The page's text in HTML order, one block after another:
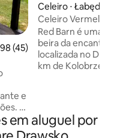
de uma avaliação média
(45)
e
O
Tem
Celeiro ⋅ Łabędzie
Celeiro Vermelho
sauna
Red Barn é uma
beira da encantadora vila de
localizada no
km de
natação ou
rede. Um belo jardim, um lago, um
em aluguel por